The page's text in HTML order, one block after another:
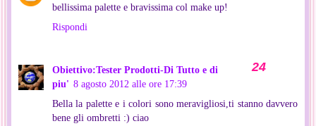
bellissima palette e bravissima col make up!
Rispondi
Obiettivo:Tester Prodotti-Di Tutto e di
piu' 8 agosto 2012 alle ore 17:39
Bella la palette e i colori sono meravigliosi,ti stanno davvero
bene gli ombretti :) ciao